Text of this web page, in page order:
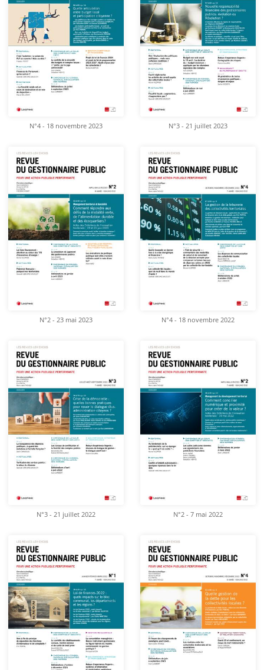
N°4 - 18 novembre 2023 N°3 - 21 juillet 2023
N°2 - 23 mai 2023 N°4 - 18 novembre 2022
N°3 - 21 juillet 2022 N°2 - 7 mai 2022